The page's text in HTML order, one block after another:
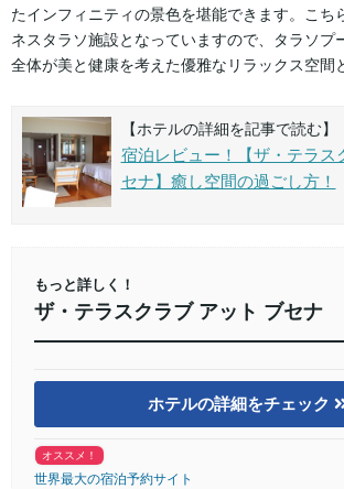
たインフィニティの景色を堪能できます。こち
ネスタラソ施設となっていますので、タラソプ
全体が美と健康を考えた優雅なリラックス空間
【ホテルの詳細を記事で読む】
宿泊レビュー！【ザ・テラス
セナ】癒し空間の過ごし方！
もっと詳しく！
ザ・テラスクラブ アット ブセナ
ホテルの詳細をチェック
オススメ！
世界最大の宿泊予約サイト